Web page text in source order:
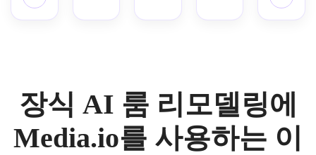
인테
리어
구조
를 사
으로
프로
파일
가구,
유기
실내
식물,
따뜻
한 자
한 주
변 조
명,
맞춤
낄 수
있도
요.
공간
형 가
장식 AI 룸 리모델링에
Media.io를 사용하는 이